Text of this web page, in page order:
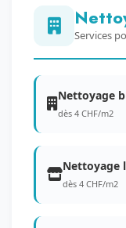
Services
Nettoyage
dès 4 CHF/m2
Nettoyage
dès 4 CHF/m2